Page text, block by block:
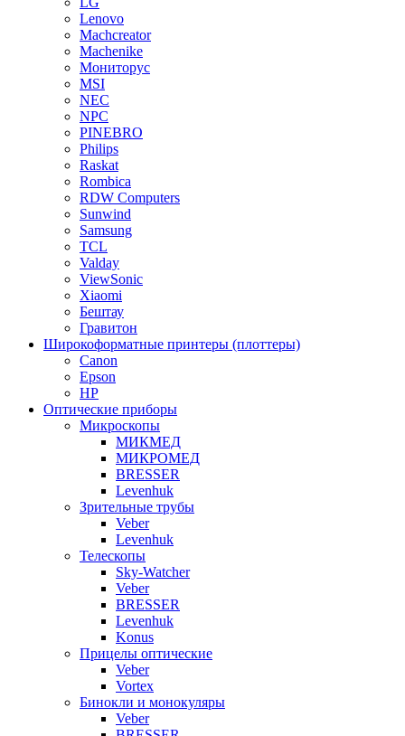
Lenovo
Machcreator
Machenike
Мониторус
MSI
NEC
NPC
PINEBRO
Philips
Raskat
Rombica
RDW Computers
Sunwind
Samsung
TCL
Valday
ViewSonic
Xiaomi
Бештау
Гравитон
Широкоформатные принтеры (плоттеры)
Canon
Epson
HP
Оптические приборы
Микроскопы
МИКМЕД
МИКРОМЕД
BRESSER
Levenhuk
Зрительные трубы
Veber
Levenhuk
Телескопы
Sky-Watcher
Veber
BRESSER
Levenhuk
Konus
Прицелы оптические
Veber
Vortex
Бинокли и монокуляры
Veber